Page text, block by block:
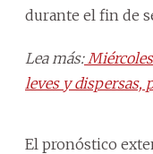
durante el fin de
Lea más:
leves y dispersas,
El pronóstico